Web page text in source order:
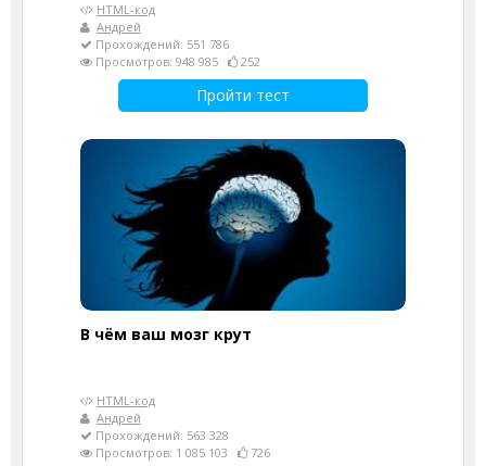
HTML-код
Андрей
Прохождений: 551 786
Просмотров: 948 985
252
Пройти тест
В чём ваш мозг крут
HTML-код
Андрей
Прохождений: 563 328
Просмотров: 1 085 103
726